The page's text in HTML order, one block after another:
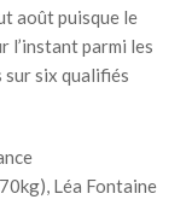
août puisque le
l’instant parmi les
sur six qualifiés
Léa Fontaine